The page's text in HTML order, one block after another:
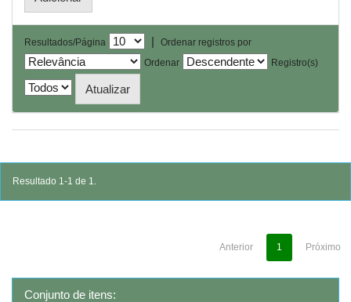
Resultados/Página |
Ordenar registros por
Ordenar
Registro(s)
Resultado 1-1 de 1.
Anterior 1 Próximo
Conjunto de itens: